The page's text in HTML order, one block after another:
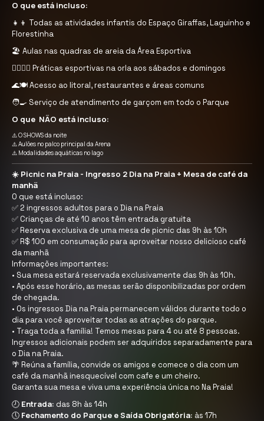
O que está incluso:
👧👦 Todas as atividades infantis do Espaço Giraffas, Laguinho e
Florestinha
🏖️ Aulas nas quadras de areia da Área Esportiva
🚶‍♀️🏃‍♂️ Práticas esportivas na orla aos sábados e domingos
🌊🍽️ Acesso ao litoral, restaurantes e áreas comuns
🧑‍🍳 Serviço de atendimento de garçom em todo o Parque
O que NÃO está incluso:
⚠️ O SHOWS da noite
⚠️ Aulões no palco principal da Arena
⚠️ Modalidades aquáticas no lago
☀️ Picnic na Praia - Ingresso 2 Dia na Praia + Mesa de café da
manhã
O que está incluso:
✅ 2 ingressos adultos para o Dia na Praia
✅ Crianças de até 10 anos têm entrada gratuita
✅ Reserva exclusiva de uma mesa de picnic das 9h às 10h
✅ R$ 100 em consumação para aproveitar nosso delicioso café
da manhã
Informações importantes:
•⁠ ⁠Sua mesa estará reservada exclusivamente das 9h às 10h.
•⁠ ⁠Após esse horário, as mesas serão disponibilizadas por ordem
de chegada.
•⁠ ⁠Os ingressos Dia na Praia permanecem válidos durante todo o
dia para você aproveitar todas as atrações do parque.
•⁠ ⁠Traga toda a família! Temos mesas para 4 ou até 8 pessoas.
Ingressos adicionais podem ser adquiridos separadamente para
o Dia na Praia.
🌴 Reúna a família, convide os amigos e comece o dia com um
café da manhã inesquecível com cafe e um cheiro.
Garanta sua mesa e viva uma experiência única no Na Praia!
🕗 Entrada: das 8h às 14h
🕔 Fechamento do Parque e Saída Obrigatória: às 17h